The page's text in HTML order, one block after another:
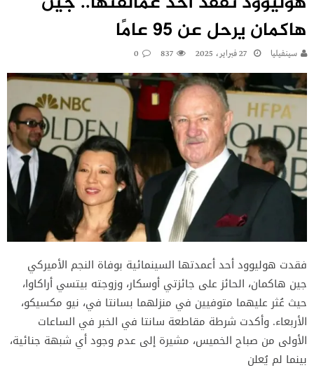
هاكمان يرحل عن 95 عامًا
سينفيليا 27 فبراير، 2025 837
0
فقدت هوليوود أحد أعمدتها السينمائية بوفاة النجم الأميركي
جين هاكمان، الحائز على جائزتي أوسكار، وزوجته بيتسي أراكاوا،
حيث عُثر عليهما متوفيين في منزلهما بسانتا في، نيو مكسيكو،
الأربعاء. وأكدت شرطة مقاطعة سانتا في الخبر في الساعات
الأولى من صباح الخميس، مشيرة إلى عدم وجود أي شبهة جنائية،
بينما لم يُعلن